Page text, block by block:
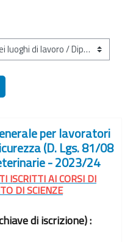
课程
per lavoratori
(D. Lgs. 81/08
- 2023/24
ISCRITTI AI CORSI DI
DI SCIENZE
di iscrizione) :